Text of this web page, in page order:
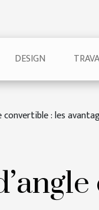
DESIGN
convertible : les